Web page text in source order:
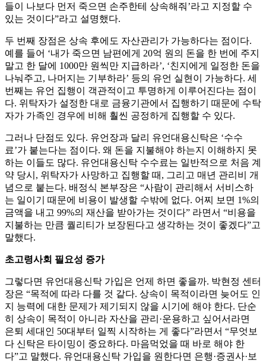
들이 나보다 먼저 죽으면 손주한테 상속해줘’라고 지정할 수
있는 것이다”라고 설명했다.
두 번째 장점은 상속 후에도 자산관리가 가능하다는 점이다.
예를 들어 ‘내가 죽으면 남편에게 20억 원의 돈을 한 번에 주지
말고 한 달에 1000만 원씩만 지급하라’, ‘친지에게 일정한 돈을
나눠주고, 나머지는 기부하라’ 등의 유언 실현이 가능하다. 세
번째는 유언 집행이 객관적이고 투명하게 이루어진다는 점이
다. 위탁자가 설정한 대로 금융기관에서 집행하기 때문에 수탁
자가 가족인 경우에 비해 훨씬 공정하게 집행할 수 있다.
그러나 단점도 있다. 유언장과 달리 유언대용신탁은 ‘수수
료’가 붙는다는 점이다. 왜 돈을 지불해야 하는지 이해하지 못
하는 이들도 많다. 유언대용신탁 수수료는 일반적으로 처음 계
약 당시, 위탁자가 사망하고 집행할 때, 그리고 매년 관리비 개
념으로 붙는다. 배정식 본부장은 “사람이 관리해서 서비스하
는 일이기 때문에 비용이 발생할 수밖에 없다. 어찌 보면 1%의
금액을 내고 99%의 재산을 받아가는 것이다” 라면서 “비용을
지불하는 만큼 퀄리티가 보장된다고 생각하는 것이 좋겠다”고
말했다.
초고령사회 필요성 증가
그렇다면 유언대용신탁 가입은 언제 하면 좋을까. 박현정 센터
장은 “목적에 따라 다를 것 같다. 상속이 목적이라면 늦어도 인
지 능력에 대한 문제가 제기되지 않을 시기에 해야 한다. 단순
히 상속이 목적이 아니라 자산을 관리·운용하고 싶어서라면
은퇴 세대인 50대부터 일찍 시작하는 게 좋다”라면서 “무엇보
다 신탁은 타이밍이 중요하다. 마음먹었을 때 바로 해야 한
다”고 말했다. 유언대용신탁 가입을 원한다면 은행·증권사·보